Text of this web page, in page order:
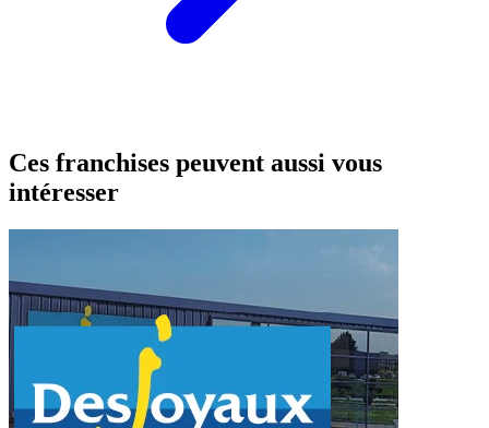
Ces franchises peuvent aussi vous
intéresser